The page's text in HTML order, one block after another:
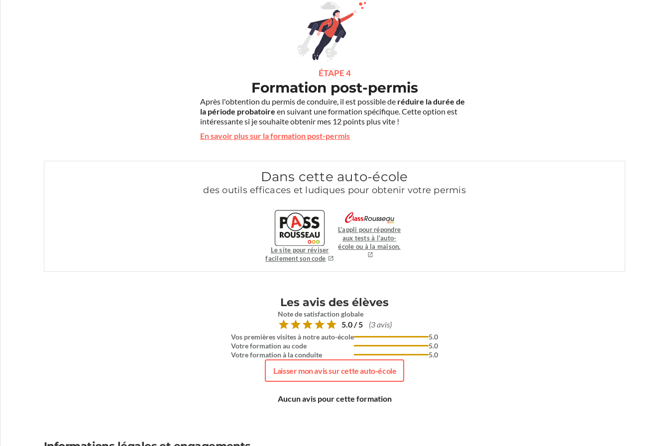
ÉTAPE 4
Formation post-permis
Après l'obtention du permis de conduire, il est possible de réduire la durée de
la période probatoire en suivant une formation spécifique. Cette option est
intéressante si je souhaite obtenir mes 12 points plus vite !
En savoir plus sur la formation post-permis
Dans cette auto-école
des outils efficaces et ludiques pour obtenir votre permis
Le site pour réviser
facilement son code
L'appli pour répondre
aux tests à l'auto-
école ou à la maison.
Les avis des élèves
Note de satisfaction globale
5.0 / 5 (3 avis)
Vos premières visites à notre auto-école
Votre formation au code
Votre formation à la conduite
5.0
5.0
5.0
Laisser mon avis sur cette auto-école
Aucun avis pour cette formation